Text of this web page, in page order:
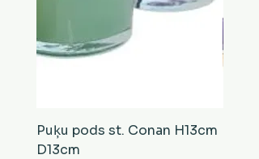
Puķu pods st. Conan H13cm
D13cm